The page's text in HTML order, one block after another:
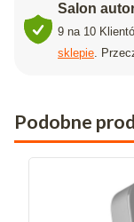
Salon
9 na 10
sklepie.
Podobne